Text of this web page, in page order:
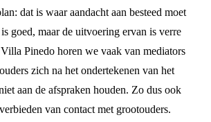
dat is waar aandacht aan besteed moet
goed, maar de uitvoering ervan is verre
Pinedo horen we vaak van mediators
zich na het ondertekenen van het
aan de afspraken houden. Zo dus ook
van contact met grootouders.